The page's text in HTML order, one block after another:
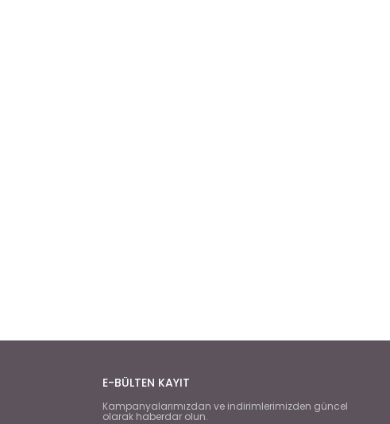
E-BÜLTEN KAYIT
Kampanyalarımızdan ve indirimlerimizden güncel
olarak haberdar olun.